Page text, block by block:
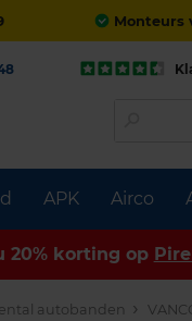
Monteurs
APK Airco
20% korting op
autobanden